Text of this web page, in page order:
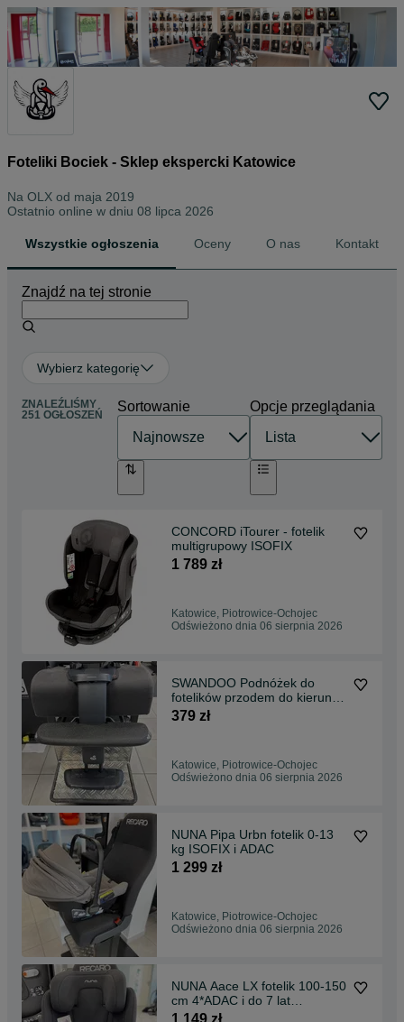
Foteliki Bociek - Sklep ekspercki Katowice
Na OLX od maja 2019
Ostatnio online w dniu 08 lipca 2026
Wszystkie ogłoszenia Oceny O nas Kontakt
Znajdź na tej stronie
Wybierz kategorię
ZNALEŹLIŚMY
251 OGŁOSZEŃ
Sortowanie Opcje przeglądania
CONCORD iTourer - fotelik
multigrupowy ISOFIX
1 789 zł
Katowice, Piotrowice-Ochojec
Odświeżono dnia 06 sierpnia 2026
SWANDOO Podnóżek do
fotelików przodem do kierunku
jazdy
379 zł
Katowice, Piotrowice-Ochojec
Odświeżono dnia 06 sierpnia 2026
NUNA Pipa Urbn fotelik 0-13
kg ISOFIX i ADAC
1 299 zł
Katowice, Piotrowice-Ochojec
Odświeżono dnia 06 sierpnia 2026
NUNA Aace LX fotelik 100-150
cm 4*ADAC i do 7 lat
GWARANCJI
1 149 zł